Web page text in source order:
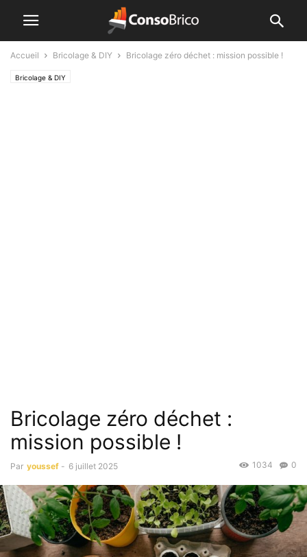
Accueil Bricolage & DIY Bricolage zéro déchet : mission possible !
Bricolage & DIY
Bricolage zéro déchet :
mission possible !
Par youssef - 6 juillet 2025 0
1034